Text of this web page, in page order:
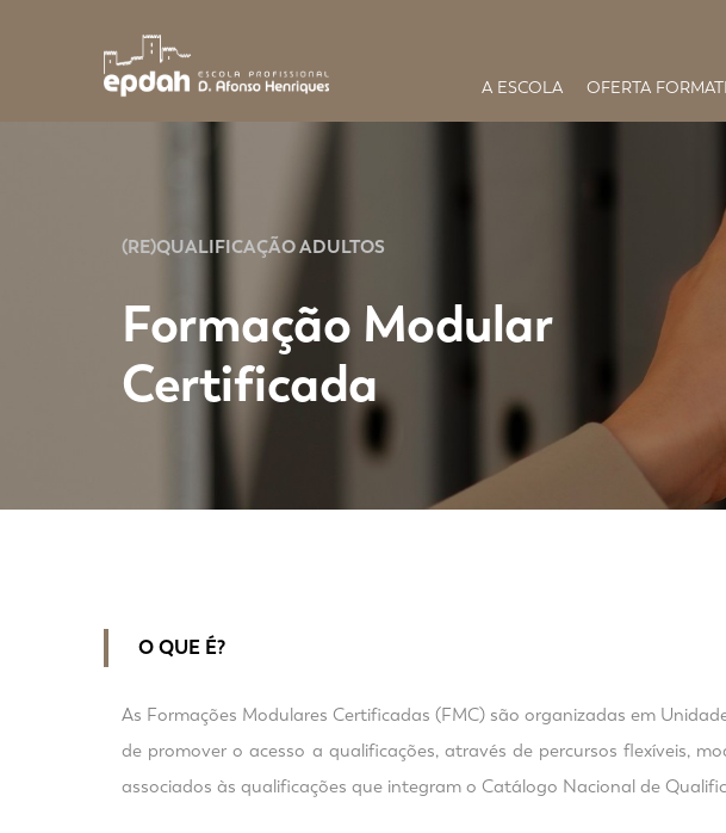
A ESCOLA OFERTA
(RE)QUALIFICAÇÃO ADULTOS
Formação Modular
Certificada
O QUE É?
As Formações Modulares Certificadas (FMC) são organizadas em
de promover o acesso a qualificações, através de percursos flexíveis,
associados às qualificações que integram o Catálogo Nacional de